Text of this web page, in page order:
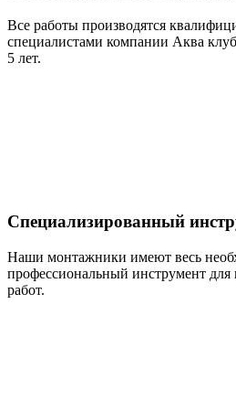
Все работы производятся
специалистами компании Аква
5 лет.
Специализированный
Наши монтажники имеют весь
профессиональный инструмент для
работ.